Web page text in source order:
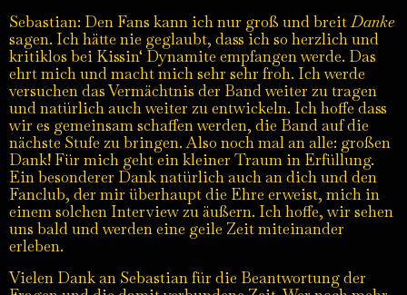
Sebastian: Den Fans kann ich nur groß und breitDanke
sagen. Ich hätte nie geglaubt, dass ich so herzlich und
kritiklos bei Kissin‘ Dynamite empfangen werde. Das
ehrt mich und macht mich sehr sehr froh. Ich werde
versuchen das Vermächtnis der Band weiter zu tragen
und natürlich auch weiter zu entwickeln. Ich hoffe dass
wir es gemeinsam schaffen werden, die Band auf die
nächste Stufe zu bringen. Also noch mal an alle: großen
Dank! Für mich geht ein kleiner Traum in Erfüllung.
Ein besonderer Dank natürlich auch an dich und den
Fanclub, der mir überhaupt die Ehre erweist, mich in
einem solchen Interview zu äußern. Ich hoffe, wir sehen
uns bald und werden eine geile Zeit miteinander
erleben.
Vielen Dank an Sebastian für die Beantwortung der